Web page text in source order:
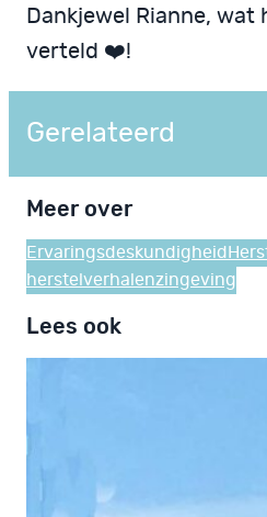
Dankjewel Rianne,
verteld ❤️!
Gerelateerd
Meer over
Ervaringsdeskundigheid
herstelverhalenzingeving
Lees ook